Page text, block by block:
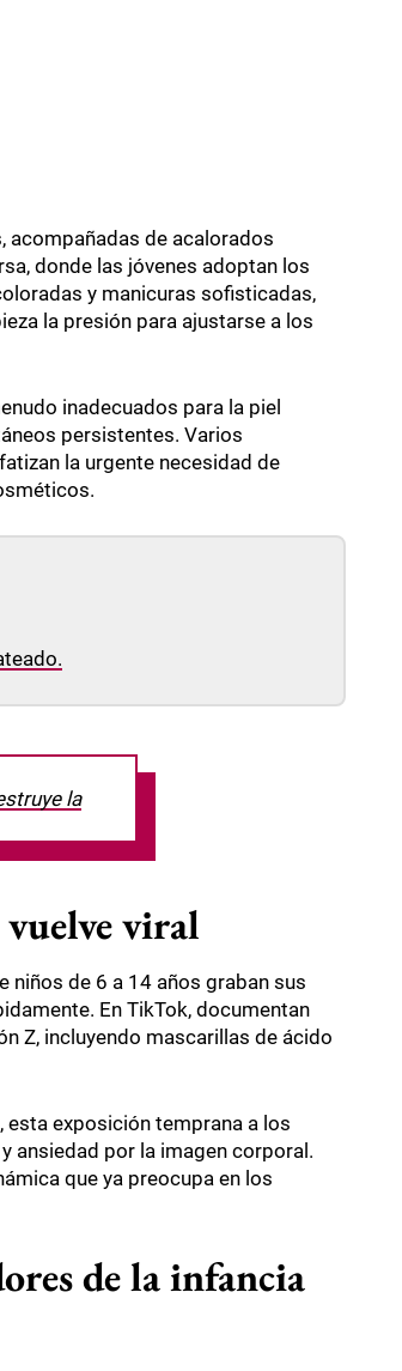
acompañadas de acalorados
donde las jóvenes adoptan los
y manicuras sofisticadas,
la presión para ajustarse a los
inadecuados para la piel
persistentes. Varios
la urgente necesidad de
la
viral
niños de 6 a 14 años graban sus
En TikTok, documentan
Z, incluyendo mascarillas de ácido
exposición temprana a los
ansiedad por la imagen corporal.
que ya preocupa en los
de la infancia